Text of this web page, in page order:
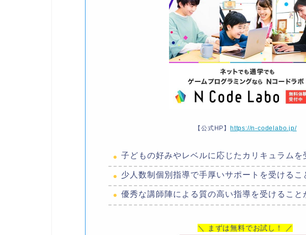
【公式HP】 https://n-codelabo.jp/
子どもの好みやレベルに応じたカリキュラムを
少人数制個別指導で手厚いサポートを受けるこ
優秀な講師陣による質の高い指導を受けること
＼ まずは無料でお試し！ ／